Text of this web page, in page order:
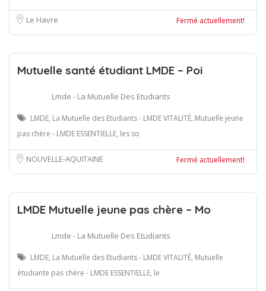
Le Havre Fermé actuellement!
Mutuelle santé étudiant LMDE – Poi
Lmde - La Mutuelle Des Etudiants
LMDE, La Mutuelle des Etudiants - LMDE VITALITÉ, Mutuelle jeune
pas chère - LMDE ESSENTIELLE, les so
NOUVELLE-AQUITAINE Fermé actuellement!
LMDE Mutuelle jeune pas chère – Mo
Lmde - La Mutuelle Des Etudiants
LMDE, La Mutuelle des Etudiants - LMDE VITALITÉ, Mutuelle
étudiante pas chère - LMDE ESSENTIELLE, le